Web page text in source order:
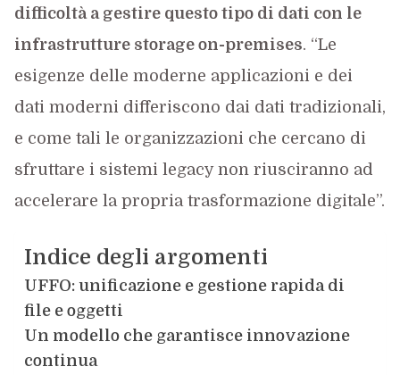
difficoltà a gestire questo tipo di dati con le
infrastrutture storage on-premises. “Le
esigenze delle moderne applicazioni e dei
dati moderni differiscono dai dati tradizionali,
e come tali le organizzazioni che cercano di
sfruttare i sistemi legacy non riusciranno ad
accelerare la propria trasformazione digitale”.
Indice degli argomenti
UFFO: unificazione e gestione rapida di
file e oggetti
Un modello che garantisce innovazione
continua